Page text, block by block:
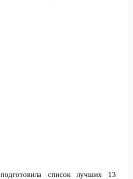
список лучших 13